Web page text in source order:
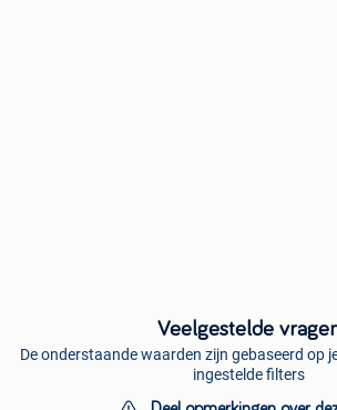
Veelgestelde
De onderstaande waarden zijn gebaseerd op
ingestelde filters